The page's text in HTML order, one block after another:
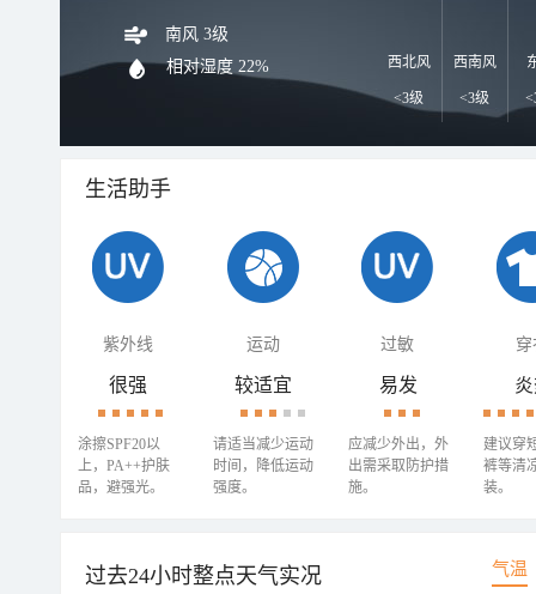
南风 3级
相对湿度 22% 西北风
<3级
西南风
<3级
生活助手
紫外线 运动 过敏 穿
很强
涂擦SPF20以
上，PA++护肤
品，避强光。
较适宜
请适当减少运动
时间，降低运动
强度。
易发
应减少外出，外
出需采取防护措
施。
建议穿
裤等清
装。
过去24小时整点天气实况 气温